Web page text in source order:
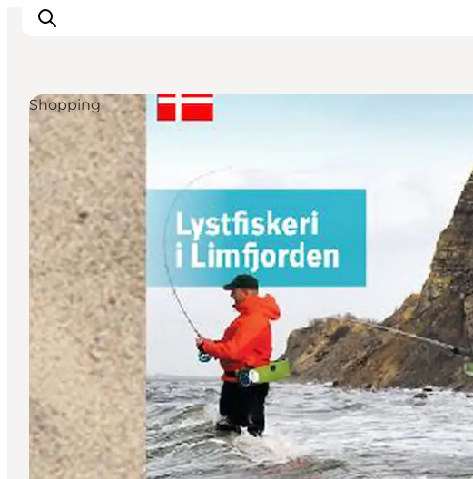
Inspirations
Destinations
Quoi faire
Hébergements
Planifiez votre voyage
Shopping